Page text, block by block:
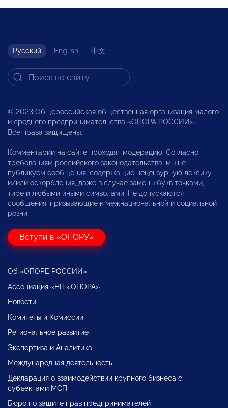
Русский English 中文
© 2023 Общероссийская общественная организация малого
и среднего предпринимательства «ОПОРА РОССИИ».
Все права защищены.
Комментарии на сайте проходят модерацию. Согласно
требованиям российского законодательства, мы не
публикуем сообщения, содержащие нецензурную лексику
и/или оскорбления, даже в случае замены букв точками,
тире и любыми иными символами. Не допускаются
сообщения, призывающие к межнациональной и социальной
розни.
Вступи в «ОПОРУ»
Об «ОПОРЕ РОССИИ»
Ассоциация «НП «ОПОРА»
Новости
Комитеты и Комиссии
Региональное развитие
Экспертиза и Аналитика
Международная деятельность
Декларация о взаимодействии крупного бизнеса с
субъектами МСП
Бюро по защите прав предпринимателей